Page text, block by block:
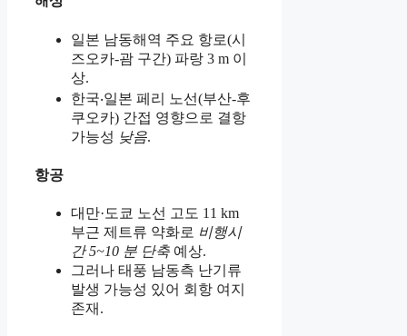
일본 남동해역 주요 항로(시
즈오카-괌 구간) 파랑 3 m 이
상.
한국‧일본 페리 노선(부산-후
쿠오카) 간접 영향으로 결항
가능성 낮음.
항공
대만·도쿄 노선 고도 11 km
부근 제트류 약화로 비행시
간 5~10 분 단축 예상.
그러나 태풍 남동측 난기류
발생 가능성 있어 회항 여지
존재.